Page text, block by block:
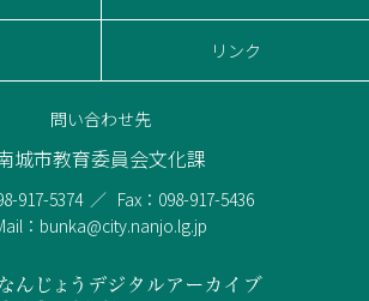
リンク
問い合わせ先
城市教育委員会文化課
917-5374
Fax：098-917-5436
：bunka@city.nanjo.lg.jp